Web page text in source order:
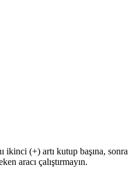
ikinci (+) artı kutup başına, sonra
aracı çalıştırmayın.